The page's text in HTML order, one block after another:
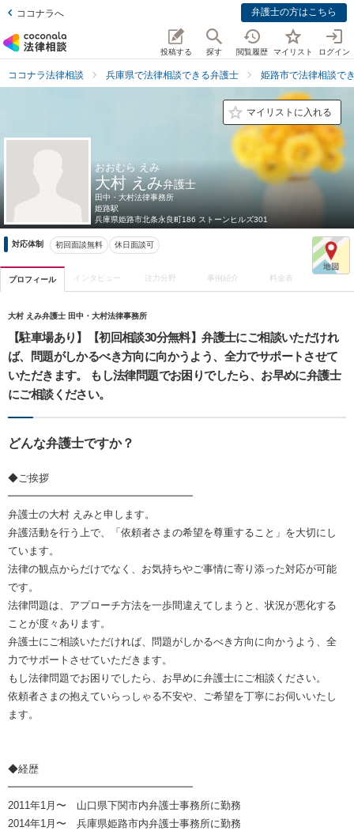
ココナラへ 弁護士の方はこちら
投稿する 探す 閲覧履歴 マイリスト ログイン
ココナラ法律相談 兵庫県で法律相談できる弁護士 姫路市で法律相談で
マイリストに入れる
おおむら えみ
大村 えみ弁護士
田中・大村法律事務所
姫路駅
兵庫県姫路市北条永良町186 ストーンヒルズ301
対応体制 初回面談無料 休日面談可
プロフィール インタビュー 注力分野 事例紹介 料金表
大村 えみ弁護士 田中・大村法律事務所
【駐車場あり】【初回相談30分無料】弁護士にご相談いただけれ
ば、問題がしかるべき方向に向かうよう、全力でサポートさせて
いただきます。 もし法律問題でお困りでしたら、お早めに弁護士
にご相談ください。
どんな弁護士ですか？
◆ご挨拶
━━━━━━━━━━━━━━━━━━
弁護士の大村 えみと申します。
弁護活動を行う上で、「依頼者さまの希望を尊重すること」を大切にし
ています。
法律の観点からだけでなく、お気持ちやご事情に寄り添った対応が可能
です。
法律問題は、アプローチ方法を一歩間違えてしまうと、状況が悪化する
ことが度々あります。
弁護士にご相談いただければ、問題がしかるべき方向に向かうよう、全
力でサポートさせていただきます。
もし法律問題でお困りでしたら、お早めに弁護士にご相談ください。
依頼者さまの抱えていらっしゃる不安や、ご希望を丁寧にお伺いいたし
ます。
◆経歴
━━━━━━━━━━━━━━━━━━
2011年1月〜 山口県下関市内弁護士事務所に勤務
2014年1月〜 兵庫県姫路市内弁護士事務所に勤務